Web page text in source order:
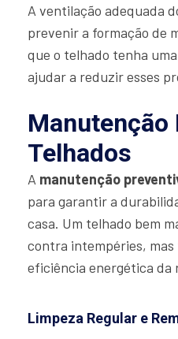
A ventilação adequada
prevenir a formação de
que o telhado tenha
ajudar a reduzir esses
Manutenção
Telhados
A manutenção
para garantir a
casa. Um telhado bem
contra intempéries,
eficiência energética da
Limpeza Regular e